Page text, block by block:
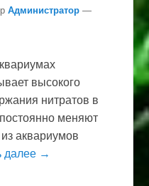
Администратор —
высокого
нитратов в
меняют
аквариумов
далее →